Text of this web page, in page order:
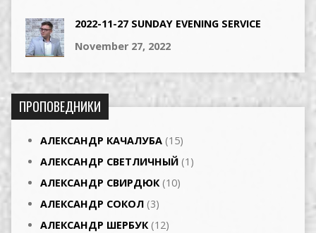
2022-11-27 SUNDAY EVENING SERVICE
November 27, 2022
ПРОПОВЕДНИКИ
АЛЕКСАНДР КАЧАЛУБА (15)
АЛЕКСАНДР СВЕТЛИЧНЫЙ (1)
АЛЕКСАНДР СВИРДЮК(10)
АЛЕКСАНДР СОКОЛ (3)
АЛЕКСАНДР ШЕРБУК(12)